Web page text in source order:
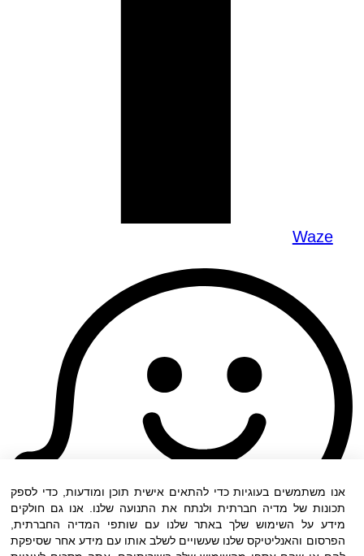
Waze
אנו משתמשים בעוגיות כדי להתאים אישית תוכן ומודעות, כדי לספק
תכונות של מדיה חברתית ולנתח את התנועה שלנו. אנו גם חולקים
מידע על השימוש שלך באתר שלנו עם שותפי המדיה החברתית,
הפרסום והאנליטיקס שלנו שעשויים לשלב אותו עם מידע אחר שסיפקת